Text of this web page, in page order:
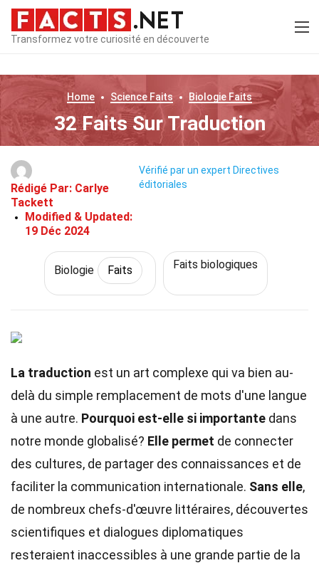
Transformez votre curiosité en découverte
Home Science Faits Biologie Faits
32 Faits Sur Traduction
Rédigé Par: Carlye
Tackett
Modified & Updated:
19 Déc 2024
Vérifié par un expert Directives
éditoriales
Biologie Faits Faits biologiques
La traduction est un art complexe qui va bien au-
delà du simple remplacement de mots d'une langue
à une autre. Pourquoi est-elle si importante dans
notre monde globalisé? Elle permet de connecter
des cultures, de partager des connaissances et de
faciliter la communication internationale. Sans elle,
de nombreux chefs-d'œuvre littéraires, découvertes
scientifiques et dialogues diplomatiques
resteraient inaccessibles à une grande partie de la